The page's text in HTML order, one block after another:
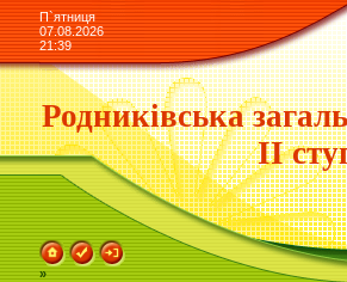
П`ятниця
07.08.2026
21:39
Родниківська
ІІ
»